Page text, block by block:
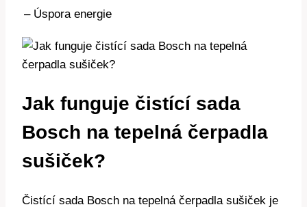
– Úspora ⁤energie
Jak funguje čistící sada
Bosch na tepelná čerpadla
sušiček?
Čistící sada⁣ Bosch⁢ na‌ tepelná​ čerpadla ‍sušiček je‍